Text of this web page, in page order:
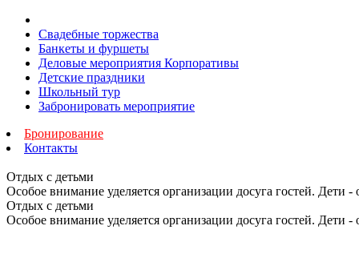
Свадебные торжества
Банкеты и фуршеты
Деловые мероприятия Корпоративы
Детские праздники
Школьный тур
Забронировать мероприятие
Бронирование
Контакты
Отдых с детьми
Особое внимание уделяется организации досуга гостей. Дети
Отдых с детьми
Особое внимание уделяется организации досуга гостей. Дети